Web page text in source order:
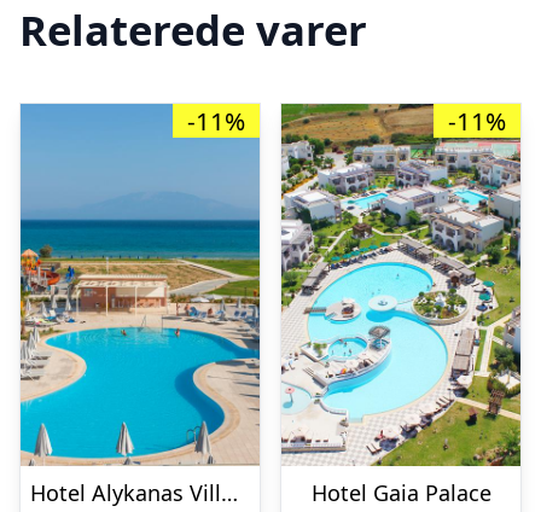
Relaterede varer
-11%
Hotel Alykanas Village
-11%
Hotel Gaia Palace